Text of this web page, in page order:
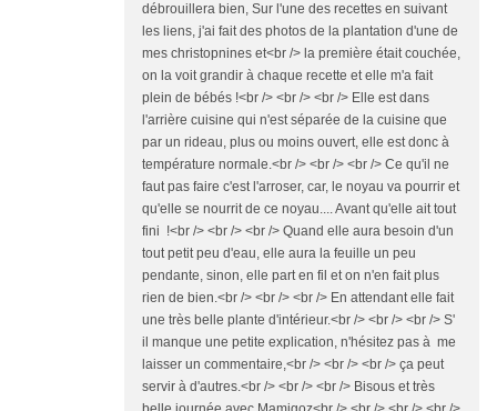
débrouillera bien, Sur l'une des recettes en suivant
les liens, j'ai fait des photos de la plantation d'une de
mes christopnines et<br /> la première était couchée,
on la voit grandir à chaque recette et elle m'a fait
plein de bébés !<br /> <br /> <br /> Elle est dans
l'arrière cuisine qui n'est séparée de la cuisine que
par un rideau, plus ou moins ouvert, elle est donc à
température normale.<br /> <br /> <br /> Ce qu'il ne
faut pas faire c'est l'arroser, car, le noyau va pourrir et
qu'elle se nourrit de ce noyau.... Avant qu'elle ait tout
fini !<br /> <br /> <br /> Quand elle aura besoin d'un
tout petit peu d'eau, elle aura la feuille un peu
pendante, sinon, elle part en fil et on n'en fait plus
rien de bien.<br /> <br /> <br /> En attendant elle fait
une très belle plante d'intérieur.<br /> <br /> <br /> S'
il manque une petite explication, n'hésitez pas à me
laisser un commentaire,<br /> <br /> <br /> ça peut
servir à d'autres.<br /> <br /> <br /> Bisous et très